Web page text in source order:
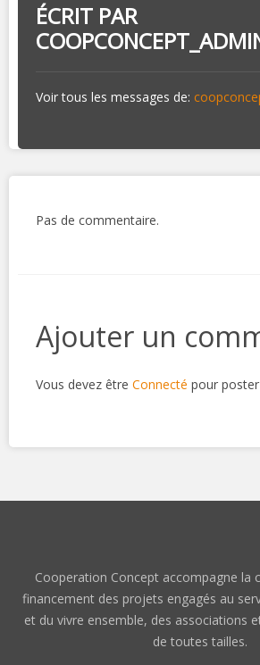
ÉCRIT PAR
Voir tous les messages de:
Pas de commentaire.
Ajouter un
Vous devez être Connecté pour
Cooperation Concept accompagne la
financement des projets engagés au
et du vivre ensemble, des associations
de toutes tailles.